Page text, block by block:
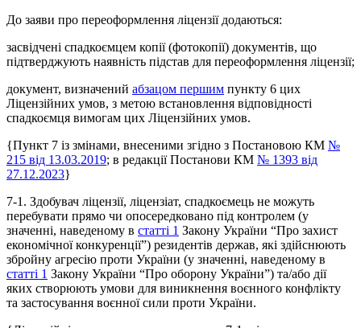
До заяви про переоформлення ліцензії додаються:
засвідчені спадкоємцем копії (фотокопії) документів, що
підтверджують наявність підстав для переоформлення ліцензії;
документ, визначений абзацом першим пункту 6 цих
Ліцензійних умов, з метою встановлення відповідності
спадкоємця вимогам цих Ліцензійних умов.
{Пункт 7 із змінами, внесеними згідно з Постановою КМ №
215 від 13.03.2019; в редакції Постанови КМ № 1393 від
27.12.2023}
7-1 . Здобувач ліцензії, ліцензіат, спадкоємець не можуть
перебувати прямо чи опосередковано під контролем (у
значенні, наведеному в статті 1 Закону України “Про захист
економічної конкуренції”) резидентів держав, які здійснюють
збройну агресію проти України (у значенні, наведеному в
статті 1 Закону України “Про оборону України”) та/або дії
яких створюють умови для виникнення воєнного конфлікту
та застосування воєнної сили проти України.